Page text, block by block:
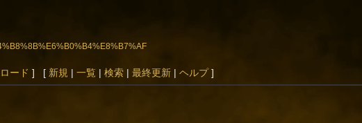
ード ] [ 新規 | 一覧| 検索| 最終更新| ヘルプ]